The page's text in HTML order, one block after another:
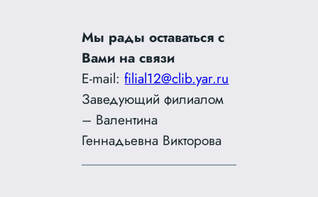
Мы рады оставаться с
Вами на связи
E-mail:filial12@clib.yar.ru
Заведующий филиалом
– Валентина
Геннадьевна Викторова